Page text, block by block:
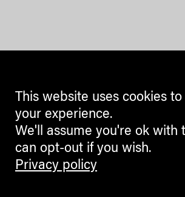
This website uses cookies
your experience.
We'll assume you're ok with
can opt-out if you wish.
Privacy policy